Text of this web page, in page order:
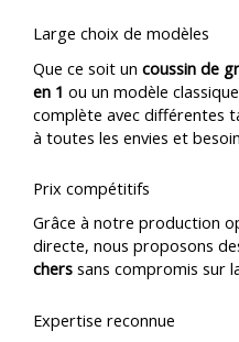
Large choix de modèles
Que ce soit un coussin de
en 1 ou un modèle
complète avec différentes
à toutes les envies et
Prix compétitifs
Grâce à notre production
directe, nous proposons
chers sans compromis sur
Expertise reconnue